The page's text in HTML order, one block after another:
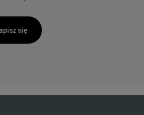
się